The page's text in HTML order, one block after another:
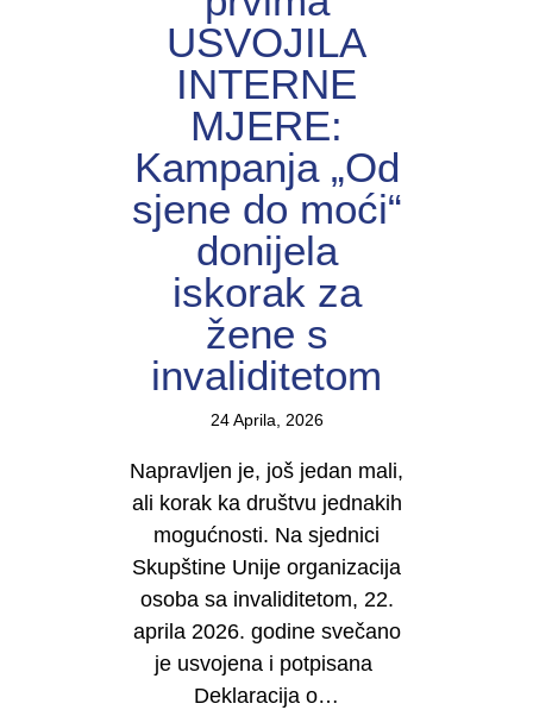
USVOJILA
INTERNE
MJERE:
Kampanja „Od
sjene do moći“
donijela
iskorak za
žene s
invaliditetom
24 Aprila, 2026
Napravljen je, još jedan mali,
ali korak ka društvu jednakih
mogućnosti. Na sjednici
Skupštine Unije organizacija
osoba sa invaliditetom, 22.
aprila 2026. godine svečano
je usvojena i potpisana
Deklaracija o…